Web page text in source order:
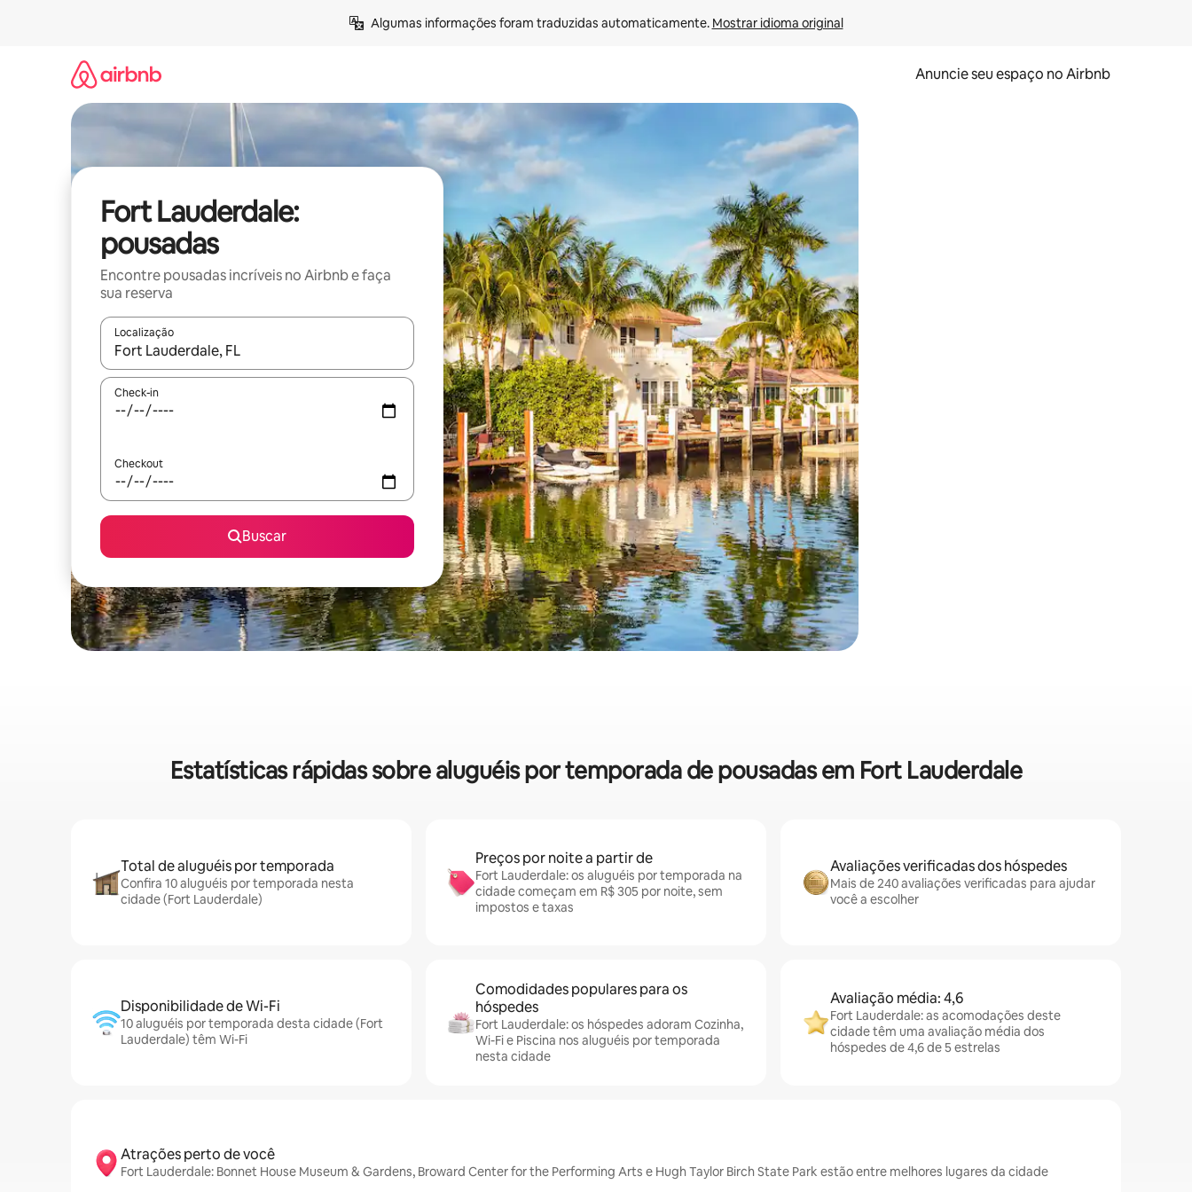
Algumas informações foram traduzidas automaticamente. Mostrar idioma original
Anuncie seu espaço no Airbnb
Fort Lauderdale:
pousadas
Encontre pousadas incríveis no Airbnb e faça
sua reserva
Localização
Quando os resultados estiverem disponíveis, explore-os usando as seta para cima e para baixo do teclado ou tocando e deslizando o dedo na tela.
Check-in
Checkout
Buscar
Estatísticas rápidas sobre aluguéis por temporada de pousadas em Fort Lauderdale
Total de aluguéis por temporada
Confira 10 aluguéis por temporada nesta
cidade (Fort Lauderdale)
Preços por noite a partir de
Fort Lauderdale: os aluguéis por temporada na
cidade começam em R$ 305 por noite, sem
impostos e taxas
Avaliações verificadas dos hóspedes
Mais de 240 avaliações verificadas para ajudar
você a escolher
Disponibilidade de Wi-Fi
10 aluguéis por temporada desta cidade (Fort
Lauderdale) têm Wi-Fi
Comodidades populares para os
hóspedes
Fort Lauderdale: os hóspedes adoram Cozinha,
Wi-Fi e Piscina nos aluguéis por temporada
nesta cidade
Avaliação média: 4,6
Fort Lauderdale: as acomodações deste
cidade têm uma avaliação média dos
hóspedes de 4,6 de 5 estrelas
Atrações perto de você
Fort Lauderdale: Bonnet House Museum & Gardens, Broward Center for the Performing Arts e Hugh Taylor Birch State Park estão entre melhores lugares da cidade